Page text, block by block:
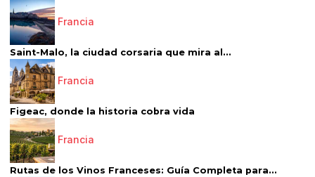
Francia
Saint-Malo, la ciudad corsaria que mira al...
Francia
Figeac, donde la historia cobra vida
Francia
Rutas de los Vinos Franceses: Guía Completa para...